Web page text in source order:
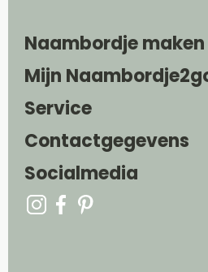
Naambordje maken
Mijn
Service
Contactgegevens
Socialmedia